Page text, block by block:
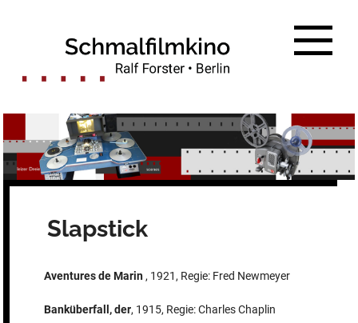
Slapstick
Aventures de Marin, 1921, Regie: Fred Newmeyer
Banküberfall, der, 1915, Regie: Charles Chaplin